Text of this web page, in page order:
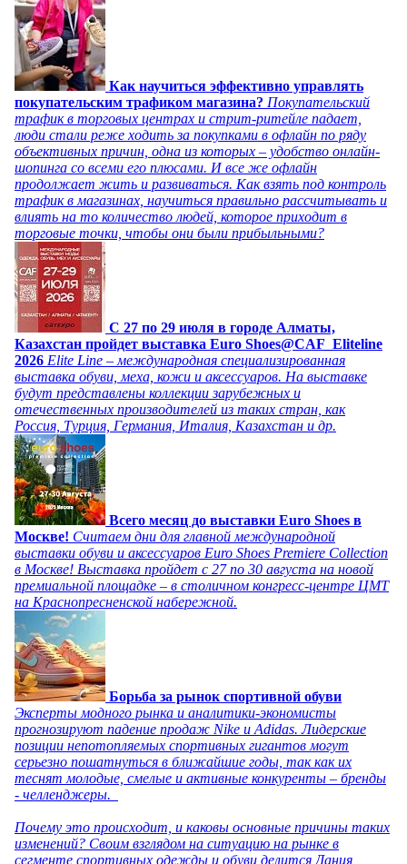
Как научиться эффективно управлять
покупательским трафиком магазина? Покупательский
трафик в торговых центрах и стрит-ритейле падает,
люди стали реже ходить за покупками в офлайн по ряду
объективных причин, одна из которых – удобство онлайн-
шопинга со всеми его плюсами. И все же офлайн
продолжает жить и развиваться. Как взять под контроль
трафик в магазинах, научиться правильно рассчитывать и
влиять на то количество людей, которое приходит в
торговые точки, чтобы они были прибыльными?
C 27 по 29 июля в городе Алматы,
Казахстан пройдет выставка Euro Shoes@CAF_Eliteline
2026 Elite Line – международная специализированная
выставка обуви, меха, кожи и аксессуаров. На выставке
будут представлены коллекции зарубежных и
отечественных производителей из таких стран, как
Россия, Турция, Германия, Италия, Казахстан и др.
Всего месяц до выставки Euro Shoes в
Москве! Считаем дни для главной международной
выставки обуви и аксессуаров Euro Shoes Premiere Collection
в Москве! Выставка пройдет с 27 по 30 августа на новой
премиальной площадке – в столичном конгресс-центре ЦМТ
на Краснопресненской набережной.
Борьба за рынок спортивной обуви
Эксперты модного рынка и аналитики-экономисты
прогнозируют падение продаж Nike и Adidas. Лидерские
позиции непотопляемых спортивных гигантов могут
серьезно пошатнуться в ближайшие годы, так как их
теснят молодые, смелые и активные конкуренты – бренды
- челленджеры.
Почему это происходит, и каковы основные причины таких
изменений? Своим взглядом на ситуацию на рынке в
сегменте спортивных одежды и обуви делится Дания